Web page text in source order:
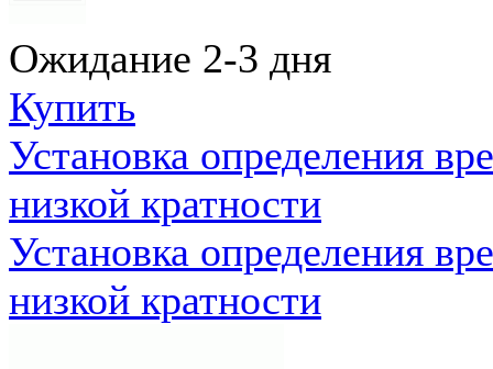
Ожидание 2-3 дня
Купить
Установка определения
низкой кратности
Установка определения
низкой кратности